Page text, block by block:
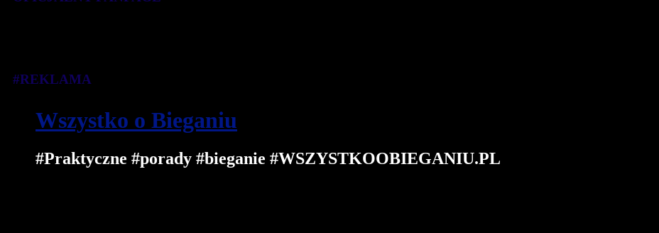
Wszystko o Bieganiu
#Praktyczne #porady #bieganie #WSZYSTKOOBIEGANIU.PL
#REKLAMA